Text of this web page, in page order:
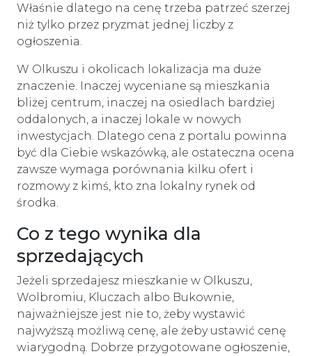
Właśnie dlatego na cenę trzeba patrzeć szerzej
niż tylko przez pryzmat jednej liczby z
ogłoszenia.
W Olkuszu i okolicach lokalizacja ma duże
znaczenie. Inaczej wyceniane są mieszkania
bliżej centrum, inaczej na osiedlach bardziej
oddalonych, a inaczej lokale w nowych
inwestycjach. Dlatego cena z portalu powinna
być dla Ciebie wskazówką, ale ostateczna ocena
zawsze wymaga porównania kilku ofert i
rozmowy z kimś, kto zna lokalny rynek od
środka.
Co z tego wynika dla
sprzedających
Jeżeli sprzedajesz mieszkanie w Olkuszu,
Wolbromiu, Kluczach albo Bukownie,
najważniejsze jest nie to, żeby wystawić
najwyższą możliwą cenę, ale żeby ustawić cenę
wiarygodną. Dobrze przygotowane ogłoszenie,